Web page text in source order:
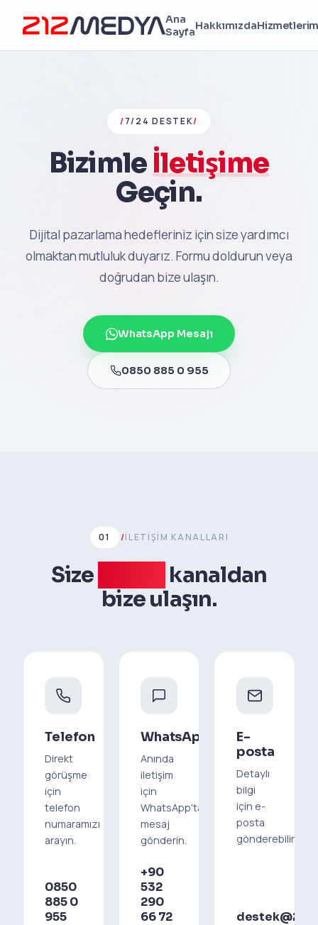
Ana
SayfaHakkımızda
/7/24 DESTEK/
Bizimle İletişime
Geçin.
Dijital pazarlama hedefleriniz için size yardımcı
olmaktan mutluluk duyarız. Formu doldurun veya
doğrudan bize ulaşın.
WhatsApp Mesajı
0850 885 0 955
01 /İLETIŞIM KANALLARI
Size
kanaldan
bize ulaşın.
Telefon
Direkt
görüşme
için
telefon
numaramızı
arayın.
0850
885 0
955
WhatsApp
Anında
iletişim
için
WhatsApp'tan
mesaj
gönderin.
+90
532
290
66 72
E-
posta
Detaylı
bilgi
için e-
posta